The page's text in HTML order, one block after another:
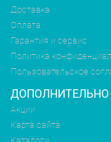
Доставка
Оплата
Гарантия и сервис
Политика
Пользовательское
ДОПОЛНИТЕЛЬНО
Акции
Карта сайта